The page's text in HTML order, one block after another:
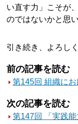
い直す力」こそが
のではないかと思い
引き続き、よろし
前の記事を読む
第145回 組織に
次の記事を読む
第147回 「実践